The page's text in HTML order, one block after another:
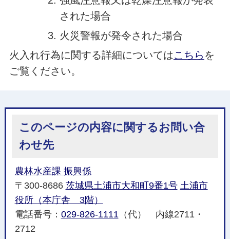
された場合
火災警報が発令された場合
火入れ行為に関する詳細についてはこちら を
ご覧ください。
このページの内容に関するお問い合
わせ先
農林水産課 振興係
〒300-8686 茨城県土浦市大和町9番1号 土浦市
役所（本庁舎 3階）
電話番号： 029-826-1111 （代） 内線2711・
2712